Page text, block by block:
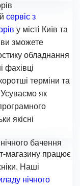
сервіс з
у місті Київ та
ви зможете
обладнання
терміни та
як
якісні
бачення
магазину працює
Наші
нічного